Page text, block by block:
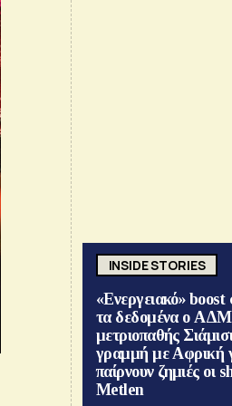
INSIDE STORIES
«Ενεργειακό»
τα δεδομένα ο
μετριοπαθής
γραμμή με Αφρική
παίρνουν ζημιές οι
Metlen